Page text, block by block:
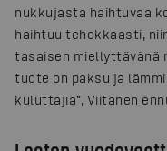
nukkujasta haihtuvaa
haihtuu tehokkaasti,
tasaisen miellyttävänä
tuote on paksu ja
kuluttajia”, Viitanen